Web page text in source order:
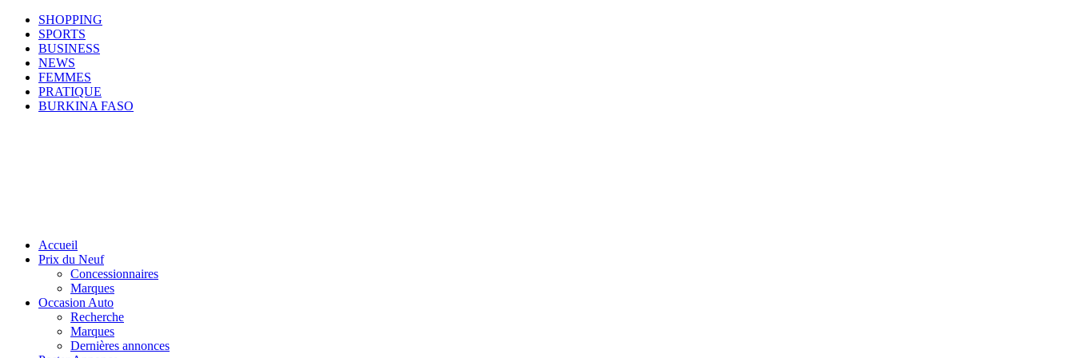
SHOPPING
SPORTS
BUSINESS
NEWS
FEMMES
PRATIQUE
BURKINA FASO
Accueil
Prix du Neuf
Concessionnaires
Marques
Occasion Auto
Recherche
Marques
Dernières annonces